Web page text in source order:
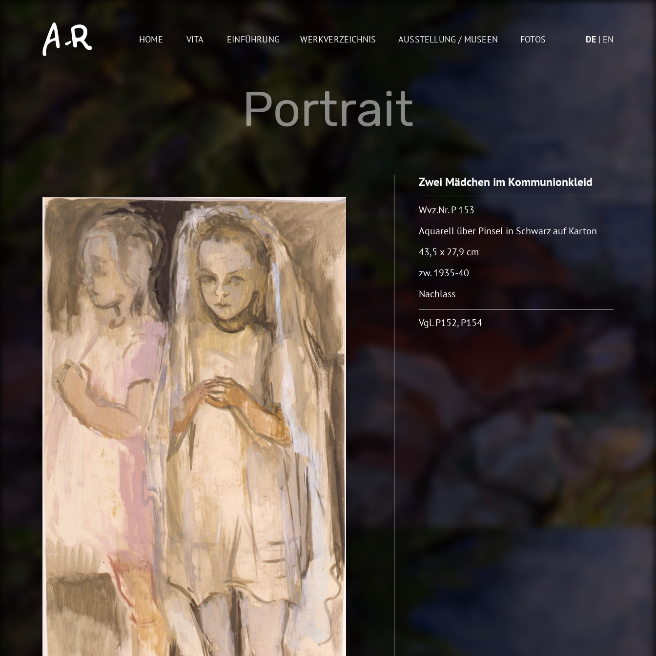
HOME VITA EINFÜHRUNG WERKVERZEICHNIS AUSSTELLUNG / MUSEEN FOTOS DE EN
Portrait
Zwei Mädchen im Kommunionkleid
Wvz.Nr. P 153
Aquarell über Pinsel in Schwarz auf Karton
43,5 x 27,9 cm
zw. 1935-40
Nachlass
Vgl. P152, P154